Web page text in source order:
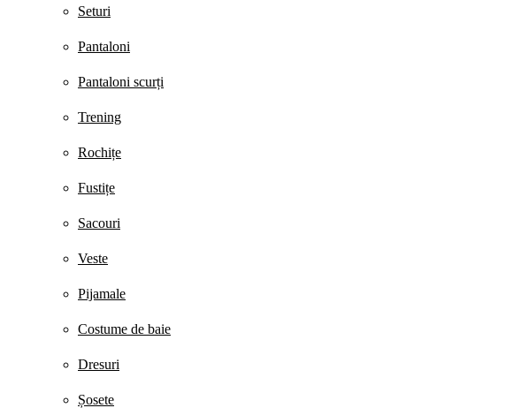
Seturi
Pantaloni
Pantaloni scurți
Trening
Rochițe
Fustițe
Sacouri
Veste
Pijamale
Costume de baie
Dresuri
Șosete